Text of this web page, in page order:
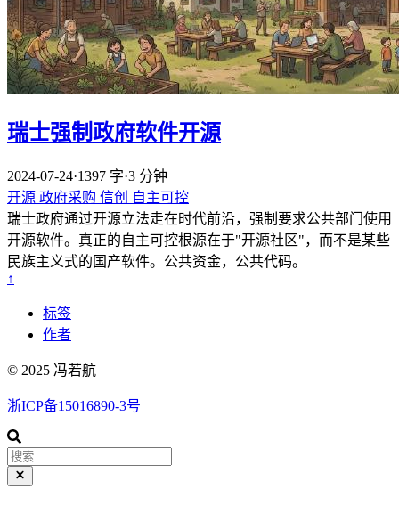
瑞士强制政府软件开源
2024-07-24·1397 字·3 分钟
开源 政府采购 信创 自主可控
瑞士政府通过开源立法走在时代前沿，强制要求公共部门使用
开源软件。真正的自主可控根源在于"开源社区"，而不是某些
民族主义式的国产软件。公共资金，公共代码。
↑
标签
作者
© 2025 冯若航
浙ICP备15016890-3号